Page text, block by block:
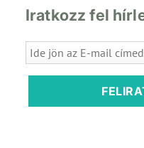
Iratkozz fel